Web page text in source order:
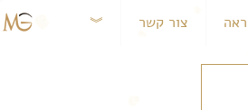
צור קשר ︾